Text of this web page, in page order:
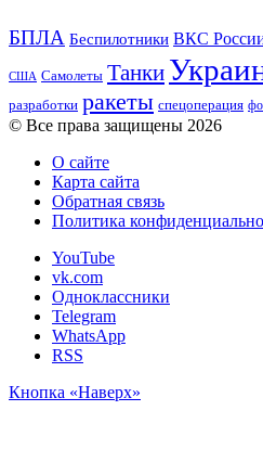
БПЛА Беспилотники ВКС
США Самолеты Танки
разработки ракеты спецоперация
© Все права защищены 2026
О сайте
Карта сайта
Обратная связь
Политика
YouTube
vk.com
Одноклассники
Telegram
WhatsApp
RSS
Кнопка «Наверх»